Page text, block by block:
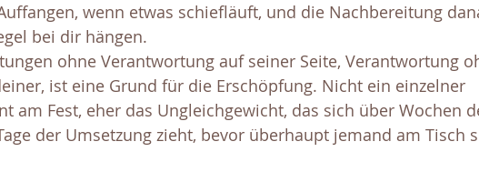
wenn etwas schiefläuft, und die Nachbereitung
bei dir hängen.
ohne Verantwortung auf seiner Seite, Verantwortung
ist eine Grund für die Erschöpfung. Nicht ein einzelner
am Fest, eher das Ungleichgewicht, das sich über Wochen
der Umsetzung zieht, bevor überhaupt jemand am Tisch